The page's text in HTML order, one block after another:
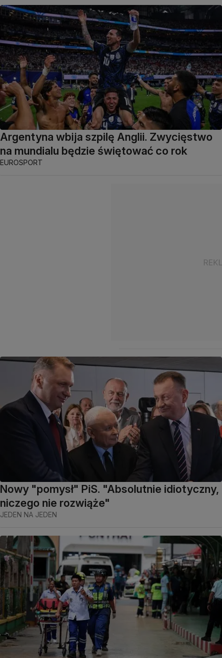
Argentyna wbija szpilę Anglii. Zwycięstwo
na mundialu będzie świętować co rok
EUROSPORT
Nowy "pomysł" PiS. "Absolutnie idiotyczny,
niczego nie rozwiąże"
JEDEN NA JEDEN